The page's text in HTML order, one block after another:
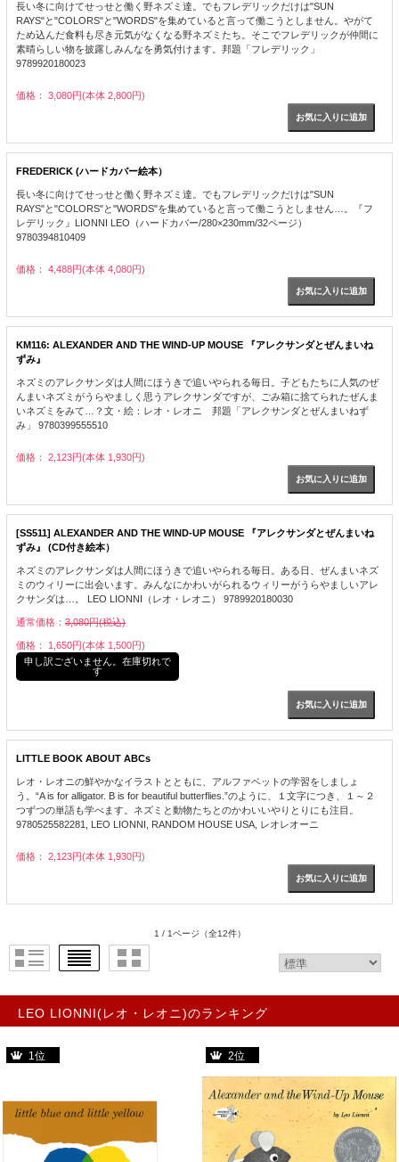
長い冬に向けてせっせと働く野ネズミ達。でもフレデリックだけは"SUN
RAYS"と"COLORS"と"WORDS"を集めていると言って働こうとしません。やがて
ため込んだ食料も尽き元気がなくなる野ネズミたち。そこでフレデリックが仲間に
素晴らしい物を披露しみんなを勇気付けます。邦題「フレデリック」
9789920180023
価格： 3,080円(本体 2,800円)
FREDERICK (ハードカバー絵本）
長い冬に向けてせっせと働く野ネズミ達。でもフレデリックだけは"SUN
RAYS"と"COLORS"と"WORDS"を集めていると言って働こうとしません…。『フ
レデリック』LIONNI LEO（ハードカバー/280×230mm/32ページ）
9780394810409
価格： 4,488円(本体 4,080円)
KM116: ALEXANDER AND THE WIND-UP MOUSE 『アレクサンダとぜんまいね
ずみ』
ネズミのアレクサンダは人間にほうきで追いやられる毎日。子どもたちに人気のぜ
んまいネズミがうらやましく思うアレクサンダですが、ごみ箱に捨てられたぜんま
いネズミをみて…？文・絵：レオ・レオニ 邦題「アレクサンダとぜんまいねず
み」 9780399555510
価格： 2,123円(本体 1,930円)
[SS511] ALEXANDER AND THE WIND-UP MOUSE 『アレクサンダとぜんまいね
ずみ』 (CD付き絵本）
ネズミのアレクサンダは人間にほうきで追いやられる毎日。ある日、ぜんまいネズ
ミのウィリーに出会います。みんなにかわいがられるウィリーがうらやましいアレ
クサンダは…。 LEO LIONNI（レオ・レオニ） 9789920180030
通常価格： 3,080円(税込)
価格： 1,650円(本体 1,500円)
申し訳ございません。在庫切れで
す
LITTLE BOOK ABOUT ABCs
レオ・レオニの鮮やかなイラストとともに、アルファベットの学習をしましょ
う。“A is for alligator. B is for beautiful butterflies.”のように、１文字につき、１～２
つずつの単語も学べます。ネズミと動物たちとのかわいいやりとりにも注目。
9780525582281, LEO LIONNI, RANDOM HOUSE USA, レオレオーニ
価格： 2,123円(本体 1,930円)
1 / 1ページ （全12件）
LEO LIONNI(レオ・レオニ)のランキング
1位 2位